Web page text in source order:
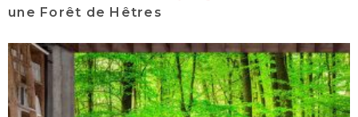
une Forêt de Hêtres